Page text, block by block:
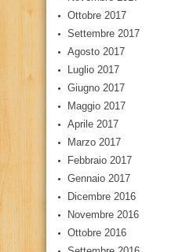
Ottobre 2017
Settembre 2017
Agosto 2017
Luglio 2017
Giugno 2017
Maggio 2017
Aprile 2017
Marzo 2017
Febbraio 2017
Gennaio 2017
Dicembre 2016
Novembre 2016
Ottobre 2016